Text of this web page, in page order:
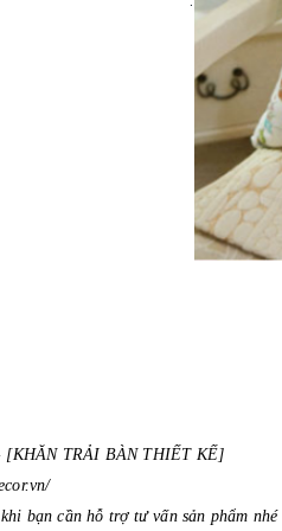
[KHĂN TRẢI BÀN THIẾT KẾ]
khi bạn cần hỗ trợ tư vấn sản phẩm nhé